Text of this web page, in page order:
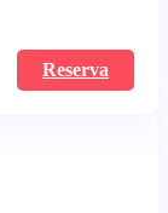
Reserva